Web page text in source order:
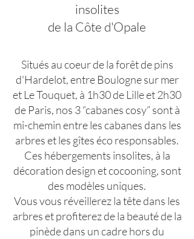
insolites
de la Côte d'Opale
Situés au coeur de la forêt de pins
d'Hardelot, entre Boulogne sur mer
et Le Touquet, à 1h30 de Lille et 2h30
de Paris, nos 3 “cabanes cosy” sont à
mi-chemin entre les cabanes dans les
arbres et les gîtes éco responsables.
Ces hébergements insolites, à la
décoration design et cocooning, sont
des modèles uniques.
Vous vous réveillerez la tête dans les
arbres et profiterez de la beauté de la
pinède dans un cadre hors du